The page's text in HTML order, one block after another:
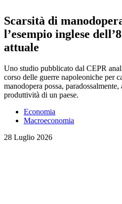
Scarsità di
l’esempio inglese
attuale
Uno studio pubblicato dal CEPR
corso delle guerre napoleoniche per
manodopera possa,
produttività di un paese.
Economia
Macroeconomia
28 Luglio 2026